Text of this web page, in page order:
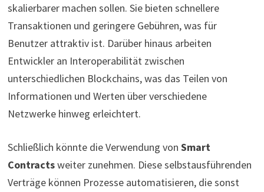
skalierbarer machen sollen. Sie bieten schnellere
Transaktionen und geringere Gebühren, was für
Benutzer attraktiv ist. Darüber hinaus arbeiten
Entwickler an Interoperabilität zwischen
unterschiedlichen Blockchains, was das Teilen von
Informationen und Werten über verschiedene
Netzwerke hinweg erleichtert.
Schließlich könnte die Verwendung von Smart
Contractsweiter zunehmen. Diese selbstausführenden
Verträge können Prozesse automatisieren, die sonst